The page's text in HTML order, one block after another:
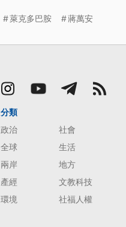
萊克多巴胺
蔣萬安
分類
政治
社會
全球
生活
兩岸
地方
產經
文教科技
環境
社福人權